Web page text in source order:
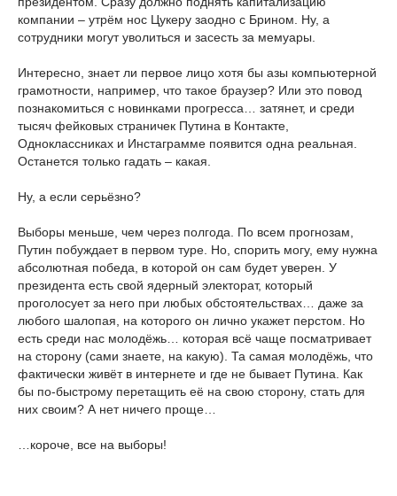
компании – утрём нос Цукеру заодно с Брином. Ну, а
сотрудники могут уволиться и засесть за мемуары.
Интересно, знает ли первое лицо хотя бы азы компьютерной
грамотности, например, что такое браузер? Или это повод
познакомиться с новинками прогресса… затянет, и среди
тысяч фейковых страничек Путина в Контакте,
Одноклассниках и Инстаграмме появится одна реальная.
Останется только гадать – какая.
Ну, а если серьёзно?
Выборы меньше, чем через полгода. По всем прогнозам,
Путин побуждает в первом туре. Но, спорить могу, ему нужна
абсолютная победа, в которой он сам будет уверен. У
президента есть свой ядерный электорат, который
проголосует за него при любых обстоятельствах… даже за
любого шалопая, на которого он лично укажет перстом. Но
есть среди нас молодёжь… которая всё чаще посматривает
на сторону (сами знаете, на какую). Та самая молодёжь, что
фактически живёт в интернете и где не бывает Путина. Как
бы по-быстрому перетащить её на свою сторону, стать для
них своим? А нет ничего проще…
…короче, все на выборы!